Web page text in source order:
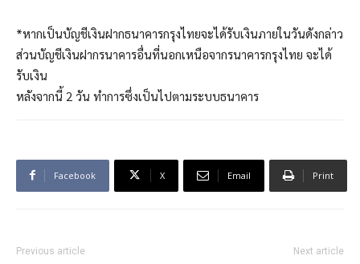
*หากเป็นบัญชีเงินฝากธนาคารกรุงไทยจะได้รับเงินภายในวันดังกล่าว
ส่วนบัญชีเงินฝากรนาคารอื่นที่นอกเหนือจากรนาคารกรุงไทย จะได้
รับเงิน
หลังจากนี้ 2 วัน ทำการซึ่งเป็นไปตามระบบธนาคาร
Facebook X Email Print
Previous article Next article